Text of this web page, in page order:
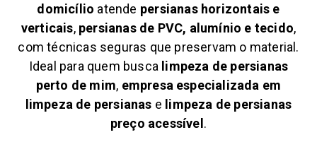
domicílio atende persianas horizontais e
verticais, persianas de PVC, alumínio e tecido,
com técnicas seguras que preservam o material.
Ideal para quem busca limpeza de persianas
perto de mim, empresa especializada em
limpeza de persianas e limpeza de persianas
preço acessível.